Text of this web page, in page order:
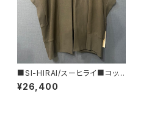
■SI-HIRAI/スーヒライ■コット
ンフリース ショートスリーブ カ
ーディガン /チャコール■CHA
¥26,400